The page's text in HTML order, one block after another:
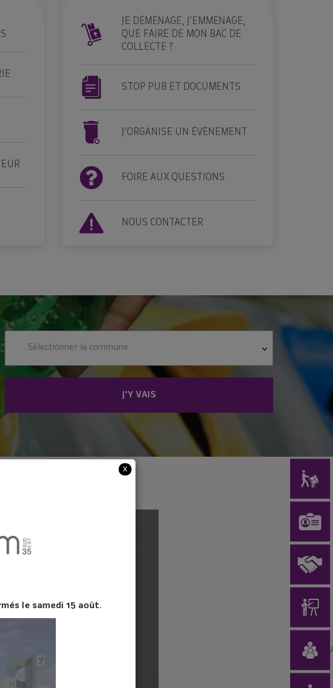
x
le samedi 15 août.
JE DÉMÉNAGE, J’EMMÉNAGE,
QUE FAIRE DE MON BAC DE
COLLECTE ?
STOP PUB ET DOCUMENTS
J’ORGANISE UN ÉVÈNEMENT
FOIRE AUX QUESTIONS
NOUS CONTACTER
Sélectionner la commune
GUIDE DE